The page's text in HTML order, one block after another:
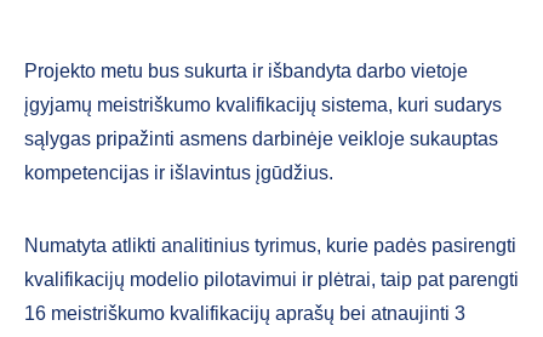
Projekto metu bus sukurta ir išbandyta darbo vietoje
įgyjamų meistriškumo kvalifikacijų sistema, kuri sudarys
sąlygas pripažinti asmens darbinėje veikloje sukauptas
kompetencijas ir išlavintus įgūdžius.
Numatyta atlikti analitinius tyrimus, kurie padės pasirengti
kvalifikacijų modelio pilotavimui ir plėtrai, taip pat parengti
16 meistriškumo kvalifikacijų aprašų bei atnaujinti 3